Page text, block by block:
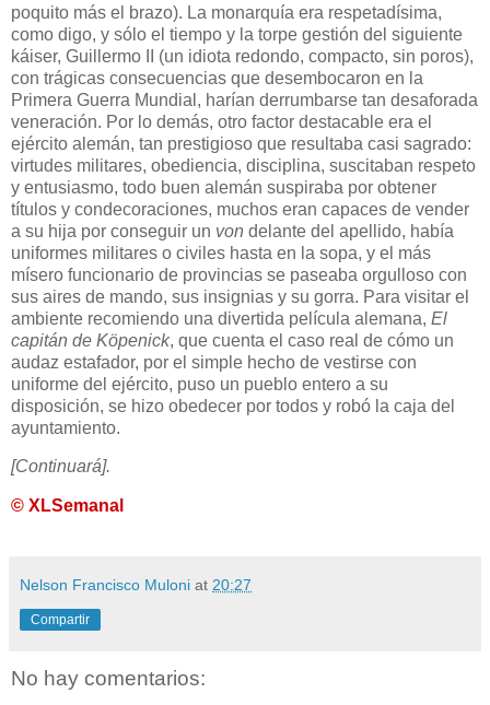
poquito más el brazo). La monarquía era respetadísima,
como digo, y sólo el tiempo y la torpe gestión del siguiente
káiser, Guillermo II (un idiota redondo, compacto, sin poros),
con trágicas consecuencias que desembocaron en la
Primera Guerra Mundial, harían derrumbarse tan desaforada
veneración. Por lo demás, otro factor destacable era el
ejército alemán, tan prestigioso que resultaba casi sagrado:
virtudes militares, obediencia, disciplina, suscitaban respeto
y entusiasmo, todo buen alemán suspiraba por obtener
títulos y condecoraciones, muchos eran capaces de vender
a su hija por conseguir un von delante del apellido, había
uniformes militares o civiles hasta en la sopa, y el más
mísero funcionario de provincias se paseaba orgulloso con
sus aires de mando, sus insignias y su gorra. Para visitar el
ambiente recomiendo una divertida película alemana, El
capitán de Köpenick, que cuenta el caso real de cómo un
audaz estafador, por el simple hecho de vestirse con
uniforme del ejército, puso un pueblo entero a su
disposición, se hizo obedecer por todos y robó la caja del
ayuntamiento.
[Continuará].
© XLSemanal
Nelson Francisco Muloni at 20:27
Compartir
No hay comentarios: